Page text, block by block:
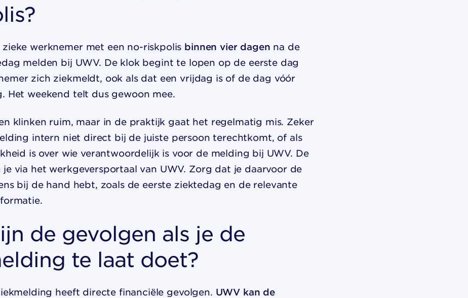
werknemer met een no-riskpolis binnen vier dagen na de
melden bij UWV. De klok begint te lopen op de eerste dag
zich ziekmeldt, ook als dat een vrijdag is of de dag vóór
Het weekend telt dus gewoon mee.
klinken ruim, maar in de praktijk gaat het regelmatig mis. Zeker
intern niet direct bij de juiste persoon terechtkomt, of als
is over wie verantwoordelijk is voor de melding bij UWV. De
via het werkgeversportaal van UWV. Zorg dat je daarvoor de
bij de hand hebt, zoals de eerste ziektedag en de relevante
de gevolgen als je de
te laat doet?
heeft directe financiële gevolgen. UWV kan de